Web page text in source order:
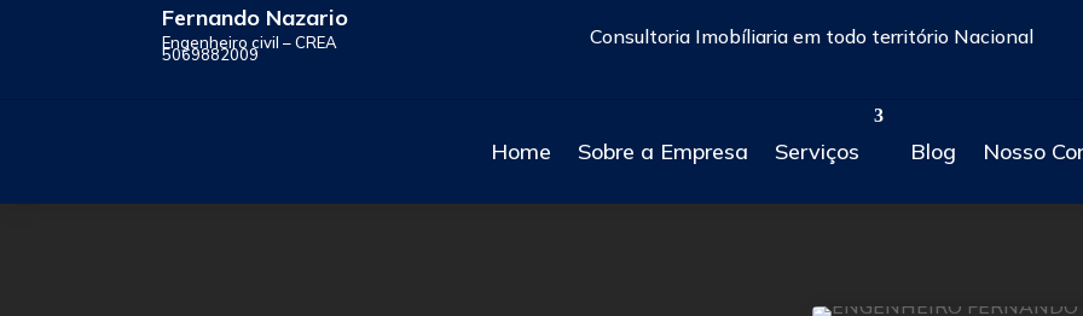
Fernando Nazario
Engenheiro civil – CREA
5069882009
Consultoria Imobíliaria em todo território Nacional
Home Sobre a Empresa Serviços Blog Nosso